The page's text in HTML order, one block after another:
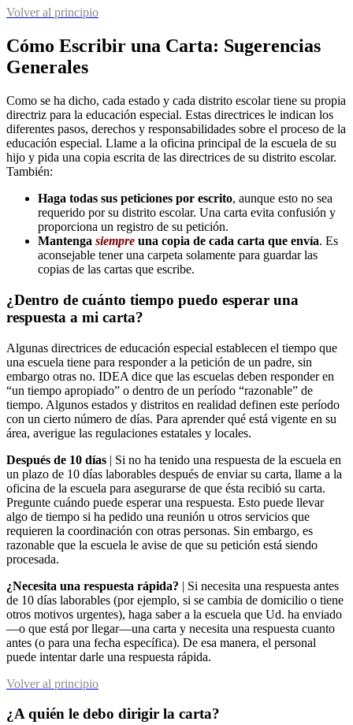
Volver al principio
Cómo Escribir una Carta: Sugerencias
Generales
Como se ha dicho, cada estado y cada distrito escolar tiene su propia
directriz para la educación especial. Estas directrices le indican los
diferentes pasos, derechos y responsabilidades sobre el proceso de la
educación especial. Llame a la oficina principal de la escuela de su
hijo y pida una copia escrita de las directrices de su distrito escolar.
También:
Haga todas sus peticiones por escrito, aunque esto no sea
requerido por su distrito escolar. Una carta evita confusión y
proporciona un registro de su petición.
Mantenga siempre una copia de cada carta que envía. Es
aconsejable tener una carpeta solamente para guardar las
copias de las cartas que escribe.
¿Dentro de cuánto tiempo puedo esperar una
respuesta a mi carta?
Algunas directrices de educación especial establecen el tiempo que
una escuela tiene para responder a la petición de un padre, sin
embargo otras no. IDEA dice que las escuelas deben responder en
“un tiempo apropiado” o dentro de un período “razonable” de
tiempo. Algunos estados y distritos en realidad definen este período
con un cierto número de días. Para aprender qué está vigente en su
área, averigue las regulaciones estatales y locales.
Después de 10 días | Si no ha tenido una respuesta de la escuela en
un plazo de 10 días laborables después de enviar su carta, llame a la
oficina de la escuela para asegurarse de que ésta recibió su carta.
Pregunte cuándo puede esperar una respuesta. Esto puede llevar
algo de tiempo si ha pedido una reunión u otros servicios que
requieren la coordinación con otras personas. Sin embargo, es
razonable que la escuela le avise de que su petición está siendo
procesada.
¿Necesita una respuesta rápida? | Si necesita una respuesta antes
de 10 días laborables (por ejemplo, si se cambia de domicilio o tiene
otros motivos urgentes), haga saber a la escuela que Ud. ha enviado
—o que está por llegar—una carta y necesita una respuesta cuanto
antes (o para una fecha específica). De esa manera, el personal
puede intentar darle una respuesta rápida.
Volver al principio
¿A quién le debo dirigir la carta?